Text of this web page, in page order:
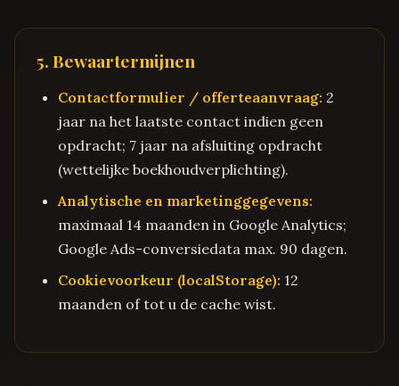
5. Bewaartermijnen
Contactformulier / offerteaanvraag: 2
jaar na het laatste contact indien geen
opdracht; 7 jaar na afsluiting opdracht
(wettelijke boekhoudverplichting).
Analytische en marketinggegevens:
maximaal 14 maanden in Google Analytics;
Google Ads-conversiedata max. 90 dagen.
Cookievoorkeur (localStorage): 12
maanden of tot u de cache wist.